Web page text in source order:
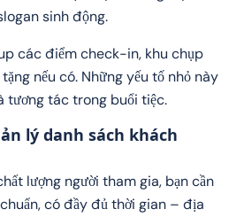
sinh động.
các điểm check-in, khu chụp
nếu có. Những yếu tố nhỏ này
tương tác trong buổi tiệc.
lý danh sách khách
lượng người tham gia, bạn cần
có đầy đủ thời gian – địa